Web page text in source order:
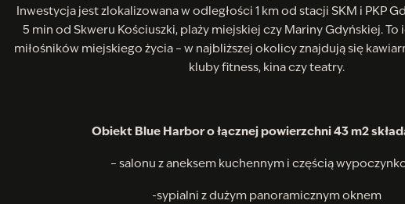
Inwestycja jest zlokalizowana w odległości 1 km od stacji SKM i PKP
5 min od Skweru Kościuszki, plaży miejskiej czy Mariny Gdyńskiej.
miłośników miejskiego życia – w najbliższej okolicy znajdują się
kluby fitness, kina czy teatry.
Obiekt Blue Harbor o łącznej powierzchni 43 m2
– salonu z aneksem kuchennym i częścią
-sypialni z dużym panoramicznym oknem